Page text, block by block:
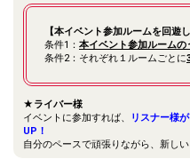
9 1800
3600
【お題】趣
で話そう！
11
12 7200
を発表し
13 9000
ファンル
【本イベント参加ルームを回遊し
条件1： 本イベント参加ルームの
条件2：それぞれ１ルームごとに
★ライバー様
イベントに参加すれば、
リスナー様
UP！
自分のペースで頑張りながら、新し